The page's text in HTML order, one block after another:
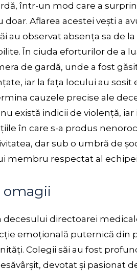
într-un mod care a
doar. Aflarea acestei vești a
au observat absența sa de
În ciuda eforturilor de a
de gardă, unde a fost
iar la fața locului au
cauzele precise ale
există indicii de violență,
în care s-a produs
dar sub o umbră de
membru respectat al
omagii
decesului directoarei
emoțională puternică din
Colegii săi au fost
devotat și pasionat